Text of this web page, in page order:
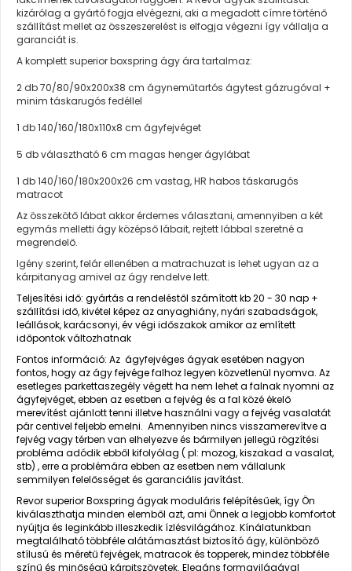
kizárólag a gyártó fogja elvégezni, aki a megadott címre történő
szállítást mellet az összeszerelést is elfogja végezni így vállalja a
garanciát is.
A komplett superior boxspring ágy ára tartalmaz:
2 db 70/80/90x200x38 cm ágyneműtartós ágytest gázrugóval +
minim táskarugós fedéllel
1 db 140/160/180x110x8 cm ágyfejvéget
5 db választható 6 cm magas henger ágylábat
1 db 140/160/180x200x26 cm vastag, HR habos táskarugós
matracot
Az összekötő lábat akkor érdemes választani, amennyiben a két
egymás melletti ágy középső lábait, rejtett lábbal szeretné a
megrendelő.
Igény szerint, felár ellenében a matrachuzat is lehet ugyan az a
kárpitanyag amivel az ágy rendelve lett.
Teljesítési idő: gyártás a rendeléstől számított kb 20 - 30 nap +
szállítási idő, kivétel képez az anyaghiány, nyári szabadságok,
leállások, karácsonyi, év végi időszakok amikor az említett
időpontok változhatnak
Fontos információ: Az ágyfejvéges ágyak esetében nagyon
fontos, hogy az ágy fejvége falhoz legyen közvetlenül nyomva. Az
esetleges parkettaszegély végett ha nem lehet a falnak nyomni az
ágyfejvéget, ebben az esetben a fejvég és a fal közé ékelő
merevítést ajánlott tenni illetve használni vagy a fejvég vasalatát
pár centivel feljebb emelni. Amennyiben nincs visszamerevítve a
fejvég vagy térben van elhelyezve és bármilyen jellegű rögzítési
probléma adódik ebből kifolyólag ( pl: mozog, kiszakad a vasalat,
stb) , erre a problémára ebben az esetben nem vállalunk
semmilyen felelősséget és garanciális javítást.
Revor superior Boxspring ágyak moduláris felépítésűek, így Ön
kiválaszthatja minden elemből azt, ami Önnek a legjobb komfortot
nyújtja és leginkább illeszkedik ízlésvilágához. Kínálatunkban
megtalálható többféle alátámasztást biztosító ágy, különböző
stílusú és méretű fejvégek, matracok és topperek, mindez többféle
színű és minőségű kárpitszövetek. Elegáns formavilágával